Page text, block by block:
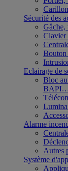
Sécurité des
Gâche,
Clavier
Bouton
Eclairage de
Bloc
Alarme
Autres
Système